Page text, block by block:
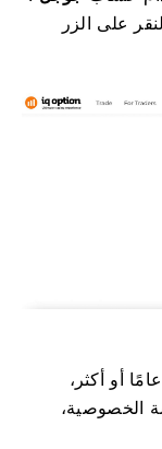
على الزر
سيُطلب منك بعد ذلك تأكيد أن عمرك ١٨ عامًا أو أكثر،
الخصوصية،